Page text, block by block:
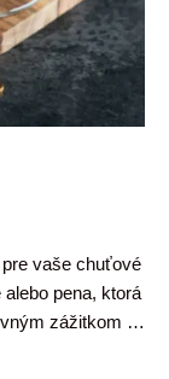
vaše chuťové
pena, ktorá
zážitkom …